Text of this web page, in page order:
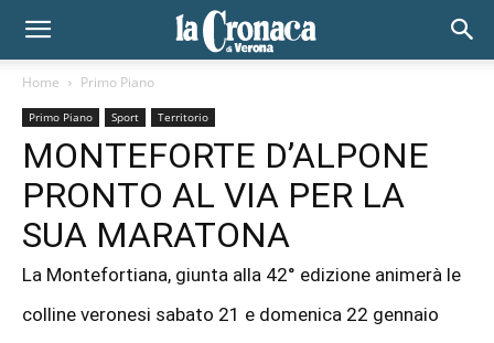
Home Primo Piano
Primo Piano Sport Territorio
MONTEFORTE D’ALPONE
PRONTO AL VIA PER LA
SUA MARATONA
La Montefortiana, giunta alla 42° edizione animerà le
colline veronesi sabato 21 e domenica 22 gennaio